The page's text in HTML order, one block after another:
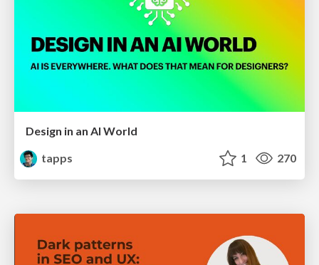
Design in an AI World
tapps
1 270